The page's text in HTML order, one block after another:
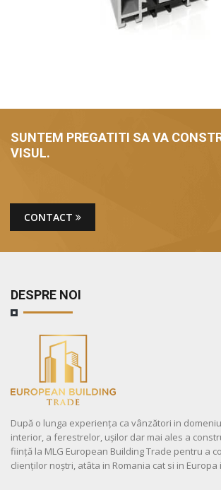
SUNTEM PREGATITI SA VA
VISUL.
CONTACT
DESPRE NOI
După o lunga experiența ca vânzători in
interior, a ferestrelor, ușilor dar mai ales a
ființă la MLG European Building Trade pentru a
clienților noștri, atâta in Romania cat si in Europa